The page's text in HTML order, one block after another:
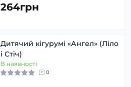
264грн
Дитячий кігурумі «Ангел» (Ліло
і Стіч)
В наявності
0